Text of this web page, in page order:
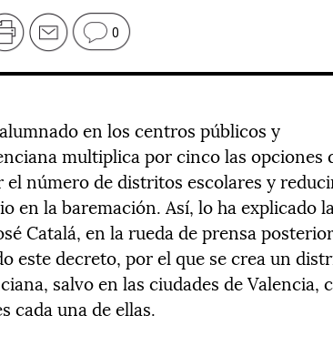
0
en los centros públicos y
multiplica por cinco las opciones
número de distritos escolares y
en la baremación. Así, lo ha explicado
Catalá, en la rueda de prensa
este decreto, por el que se crea un
salvo en las ciudades de Valencia,
cada una de ellas.